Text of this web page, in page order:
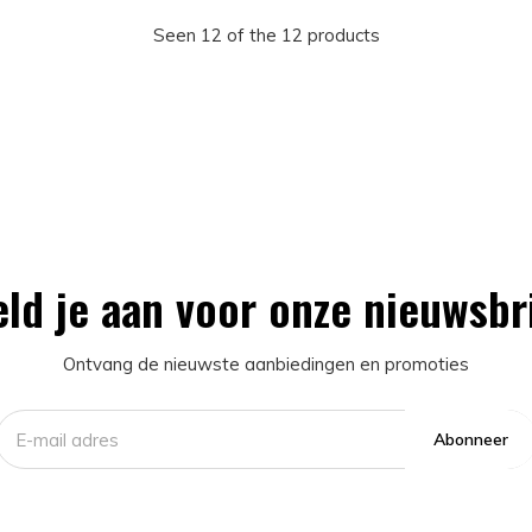
Seen 12 of the 12 products
je aan voor onze
Ontvang de nieuwste aanbiedingen en promoties
Abonneer